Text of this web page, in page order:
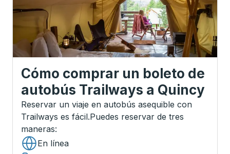
Cómo comprar un boleto de
autobús Trailways a Quincy
Reservar un viaje en autobús asequible con
Trailways es fácil.Puedes reservar de tres
maneras:
En línea